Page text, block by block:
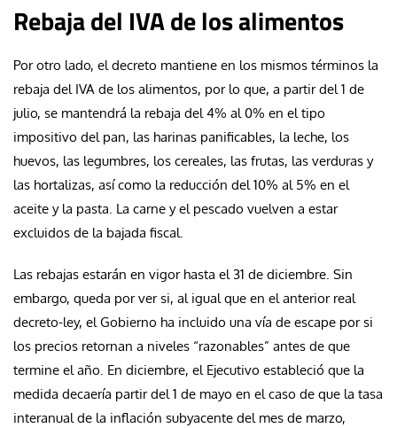
Rebaja del IVA de los alimentos
Por otro lado, el decreto mantiene en los mismos términos la
rebaja del IVA de los alimentos, por lo que, a partir del 1 de
julio, se mantendrá la rebaja del 4% al 0% en el tipo
impositivo del pan, las harinas panificables, la leche, los
huevos, las legumbres, los cereales, las frutas, las verduras y
las hortalizas, así como la reducción del 10% al 5% en el
aceite y la pasta. La carne y el pescado vuelven a estar
excluidos de la bajada fiscal.
Las rebajas estarán en vigor hasta el 31 de diciembre. Sin
embargo, queda por ver si, al igual que en el anterior real
decreto-ley, el Gobierno ha incluido una vía de escape por si
los precios retornan a niveles “razonables” antes de que
termine el año. En diciembre, el Ejecutivo estableció que la
medida decaería partir del 1 de mayo en el caso de que la tasa
interanual de la inflación subyacente del mes de marzo,